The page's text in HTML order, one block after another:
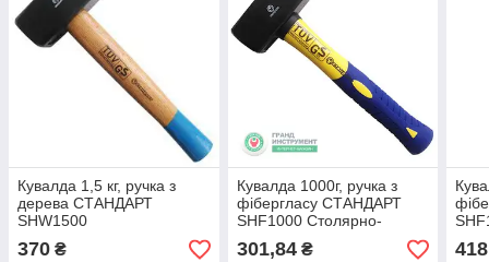
Кувалда 1,5 кг, ручка з
дерева СТАНДАРТ
SHW1500
370 ₴
Кувалда 1000г, ручка з
фібергласу СТАНДАРТ
SHF1000 Столярно-
слюсарний інструмент
301,84₴ 418